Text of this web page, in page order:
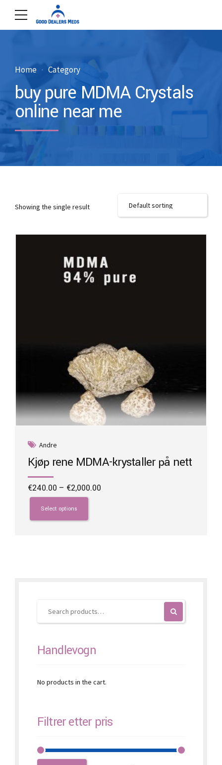
Home Category
buy pure MDMA Crystals
online near me
Showing the single result
Andre
Kjøp rene MDMA-krystaller på nett
€240.00 – €2,000.00
Select options
This
product
has
product
Handlevogn
No products in the cart.
Filtrer etter pris